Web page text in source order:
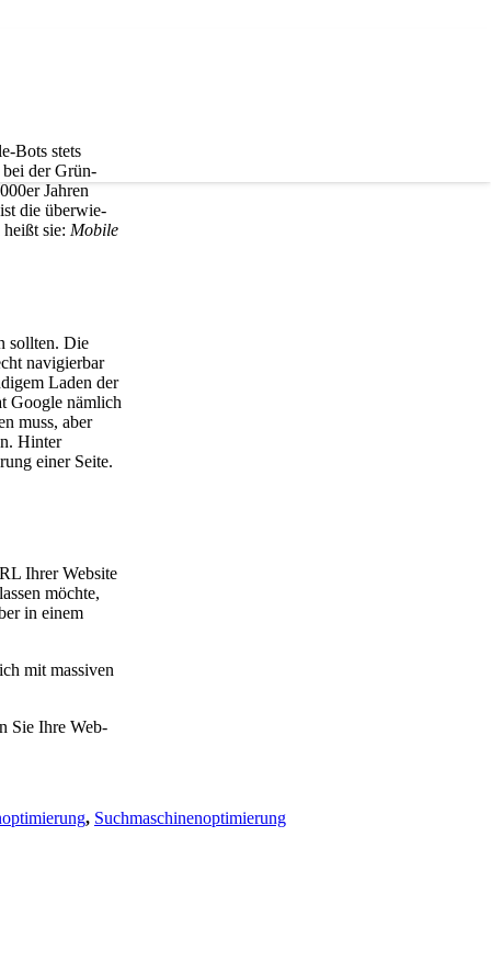
Bots stets
bei der Grün­
Jah­ren
ist die über­wie­
sie: Mobi­le
soll­ten. Die
navi­gier­bar
Laden der
Goog­le näm­lich
muss, aber
Hin­ter
einer Sei­te.
Ihrer Web­site
möch­te,
in einem
mit mas­si­ven
Sie Ihre Web­
, Suchmaschinenoptimierung